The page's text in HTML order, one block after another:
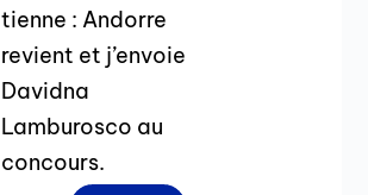
tienne : Andorre
revient et j’envoie
Davidna
Lamburosco au
concours.